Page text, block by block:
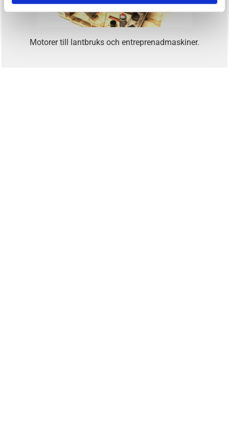
Motorer till lantbruks och entreprenadmaskiner.